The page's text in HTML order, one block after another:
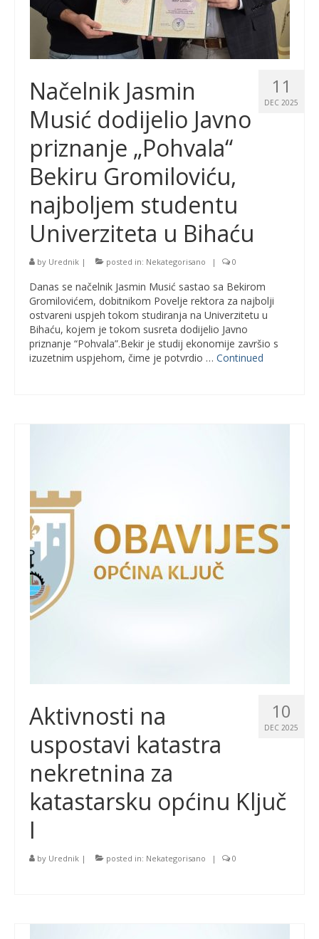
11
DEC 2025
Načelnik Jasmin
Musić dodijelio Javno
priznanje „Pohvala“
Bekiru Gromiloviću,
najboljem studentu
Univerziteta u Bihaću
by Urednik | posted in: Nekategorisano | 0
Danas se načelnik Jasmin Musić sastao sa Bekirom
Gromilovićem, dobitnikom Povelje rektora za najbolji
ostvareni uspjeh tokom studiranja na Univerzitetu u
Bihaću, kojem je tokom susreta dodijelio Javno
priznanje “Pohvala”.Bekir je studij ekonomije završio s
izuzetnim uspjehom, čime je potvrdio … Continued
10
DEC 2025
Aktivnosti na
uspostavi katastra
nekretnina za
katastarsku općinu Ključ
I
by Urednik | posted in: Nekategorisano | 0